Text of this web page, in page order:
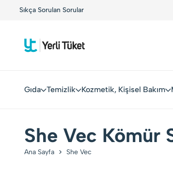
Sıkça Sorulan SorularYerli Tüketiciler, Yerli Markalarla
Gıda Temizlik Kozmetik, Kişisel Bakım
She Vec Kömür
Ana Sayfa She Vec